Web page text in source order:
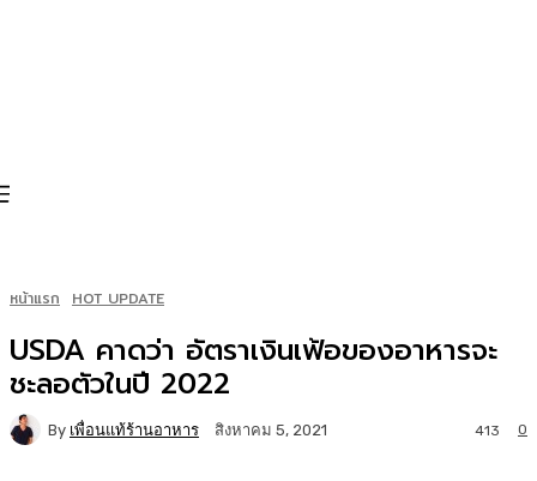
หน้าแรก HOT UPDATE
USDA คาดว่า อัตราเงินเฟ้อของอาหารจะ
ชะลอตัวในปี 2022
By เพื่อนแท้ร้านอาหาร สิงหาคม 5, 2021 0
413